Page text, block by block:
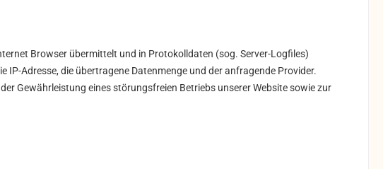
Browser übermittelt und in Protokolldaten (sog. Server-Logfiles)
IP-Adresse, die übertragene Datenmenge und der anfragende Provider.
Gewährleistung eines störungsfreien Betriebs unserer Website sowie zur